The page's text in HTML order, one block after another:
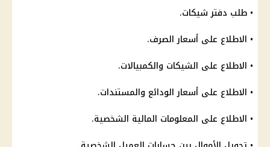
• طلب دفتر شيكات.
• الاطلاع على أسعار الصرف.
• الاطلاع على الشيكات والكمبيالات.
• الاطلاع على أسعار الودائع والمستندات.
• الاطلاع على المعلومات المالية الشخصية.